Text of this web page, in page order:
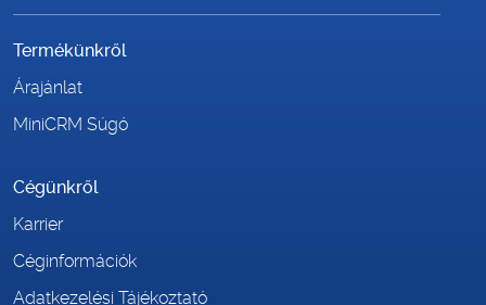
Termékünkről
Árajánlat
MiniCRM Súgó
Cégünkről
Karrier
Céginformációk
Adatkezelési Tájékoztató